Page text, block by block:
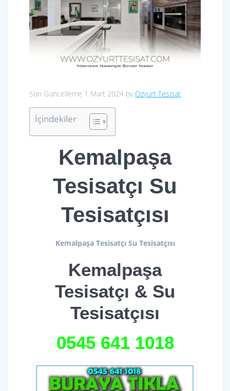
Son Güncelleme 1 Mart 2024 by Özyurt Tesisat
İçindekiler
Kemalpaşa
Tesisatçı Su
Tesisatçısı
Kemalpaşa Tesisatçı Su Tesisatçısı
Kemalpaşa
Tesisatçı & Su
Tesisatçısı
0545 641 1018